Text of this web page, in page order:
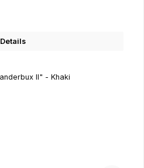
Details